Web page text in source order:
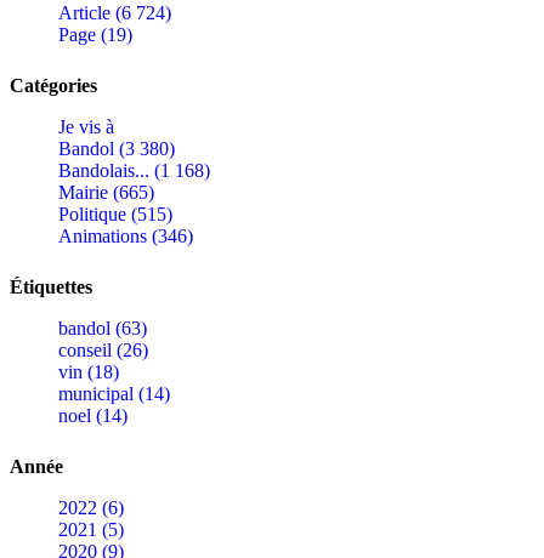
Article (6 724)
Page (19)
Catégories
Je vis à
Bandol (3 380)
Bandolais... (1 168)
Mairie (665)
Politique (515)
Animations (346)
Étiquettes
bandol (63)
conseil (26)
vin (18)
municipal (14)
noel (14)
Année
2022 (6)
2021 (5)
2020 (9)